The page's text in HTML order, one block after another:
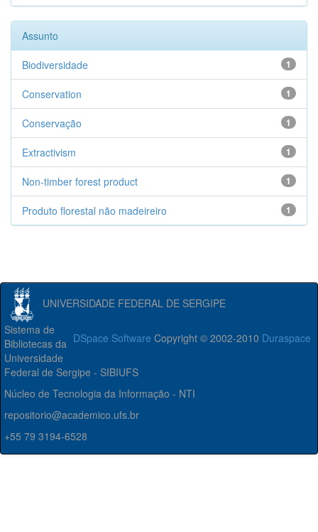
Assunto
1
Biodiversidade
1
Conservation
1
Conservação
1
Extractivism
1
Non-timber forest product
1
Produto florestal não madeireiro
UNIVERSIDADE FEDERAL DE SERGIPE
DSpace Software Copyright © 2002-2010 Duraspace
Sistema de
Bibliotecas da
Universidade
Federal de Sergipe - SIBIUFS
Núcleo de Tecnologia da Informação - NTI
repositorio@academico.ufs.br
+55 79 3194-6528